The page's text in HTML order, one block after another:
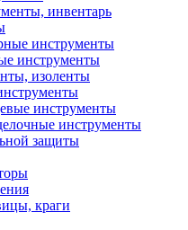
инвентарь
инструменты
инструменты
изоленты
инструменты
инструменты
защиты
краги